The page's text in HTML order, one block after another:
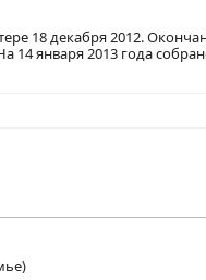
18 декабря 2012.
14 января 2013 года